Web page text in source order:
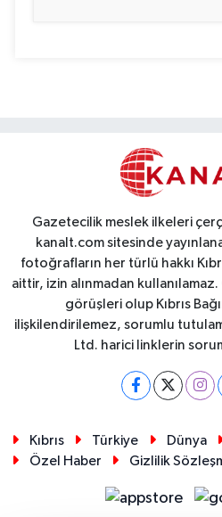
Gazetecilik meslek ilkeleri
kanalt.com sitesinde
fotoğrafların her türlü hakkı
aittir, izin alınmadan
görüşleri olup Kıbrıs
ilişkilendirilemez, sorumlu
Ltd. harici linklerin
Kıbrıs Türkiye Dünya
Özel Haber
Gizlilik